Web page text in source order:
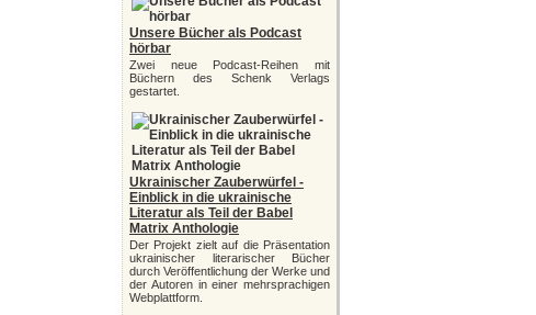
Unsere Bücher als Podcast
hörbar
Zwei neue Podcast-Reihen mit
Büchern des Schenk Verlags
gestartet.
Ukrainischer Zauberwürfel -
Einblick in die ukrainische
Literatur als Teil der Babel
Matrix Anthologie
Der Projekt zielt auf die Präsentation
ukrainischer literarischer Bücher
durch Veröffentlichung der Werke und
der Autoren in einer mehrsprachigen
Webplattform.